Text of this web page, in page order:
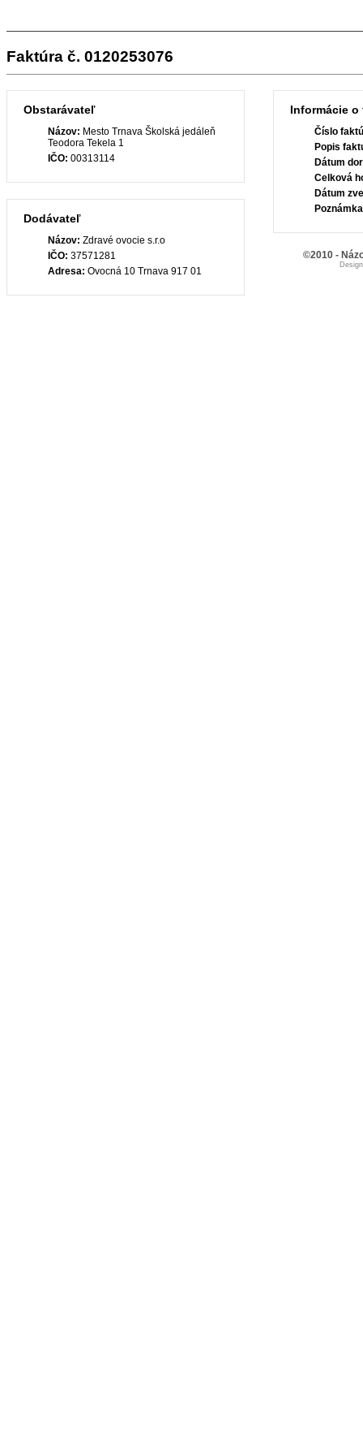
Faktúra č. 0120253076
Obstarávateľ
Názov: Mesto Trnava Školská jedáleň
Teodora Tekela 1
IČO: 00313114
Dodávateľ
Názov: Zdravé ovocie s.r.o
IČO: 37571281
Adresa: Ovocná 10 Trnava 917 01
Informácie o
Číslo
Popis
Dátum
Celková
Dátum
©2010 -